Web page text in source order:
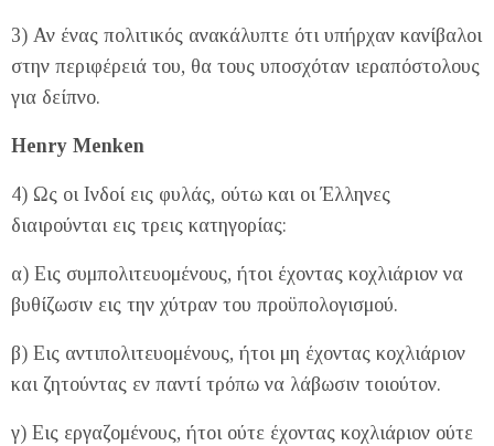
3) Αν ένας πολιτικός ανακάλυπτε ότι υπήρχαν κανίβαλοι
στην περιφέρειά του, θα τους υποσχόταν ιεραπόστολους
για δείπνο.
Henry Menken
4) Ως οι Ινδοί εις φυλάς, ούτω και οι Έλληνες
διαιρούνται εις τρεις κατηγορίας:
α) Εις συμπολιτευομένους, ήτοι έχοντας κοχλιάριον να
βυθίζωσιν εις την χύτραν του προϋπολογισμού.
β) Εις αντιπολιτευομένους, ήτοι μη έχοντας κοχλιάριον
και ζητούντας εν παντί τρόπω να λάβωσιν τοιούτον.
γ) Εις εργαζομένους, ήτοι ούτε έχοντας κοχλιάριον ούτε